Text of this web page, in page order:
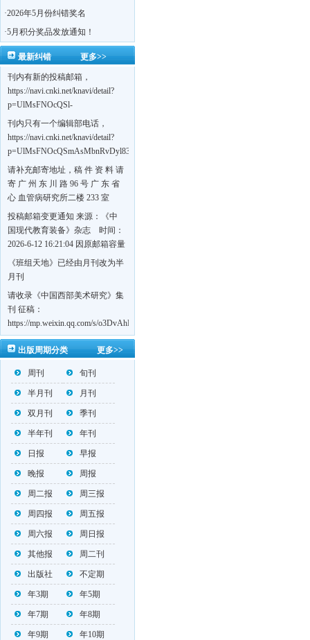
·2026年5月份纠错奖名
·5月积分奖品发放通知！
更多>>
最新纠错
刊内有新的投稿邮箱，
https://navi.cnki.net/knavi/detail?
p=UlMsFNOcQSl-
刊内只有一个编辑部电话，
https://navi.cnki.net/knavi/detail?
p=UlMsFNOcQSmAsMbnRvDyl83fGGu5dcrBYtF-
w7VFJdSWT5tem1RQ5W2sC5HRG-
S8mH75DuljrTVfVeoXxT4L0b-
Yrk7HaGd7C2w5FD7nrnLRR5Q57zsTTQ==&uniplatform=NZKPT&language=CHS
请补充邮寄地址，稿 件 资 料 请
寄 广 州 东 川 路 96 号 广 东 省
心 血管病研究所二楼 233 室
《岭南心血管病杂志》编辑部
收，
https://navi.cnki.net/knavi/detail?
BMxk-
109PkA==&uniplatform=NZKPT&language=CHS
投稿邮箱变更通知 来源：《中
国现代教育装备》杂志 时间：
2026-6-12 16:21:04 因原邮箱容量
有限，自即日起停止使用，我刊
投稿邮箱变更为 高教投稿邮
邮箱：bedu@cmee.net.cn
《班组天地》已经由月刊改为半
月刊
请收录《中国西部美术研究》集
刊 征稿：
https://mp.weixin.qq.com/s/o3DvAhL6jtTS9ASccwcwPQ
第一辑：
https://mp.weixin.qq.com/s/_w2OMIu6Gs1QL0b_JWhZAQ
更多>>
出版周期分类
周刊 旬刊
半月刊 月刊
双月刊 季刊
半年刊 年刊
日报 早报
晚报 周报
周二报 周三报
周四报 周五报
周六报 周日报
其他报 周二刊
出版社 不定期
年3期 年5期
年7期 年8期
年9期 年10期